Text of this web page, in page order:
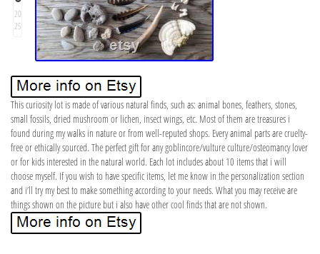
20
25
This curiosity lot is made of various natural finds, such as: animal bones, feathers, stones,
small fossils, dried mushroom or lichen, insect wings, etc. Most of them are treasures i
found during my walks in nature or from well-reputed shops. Every animal parts are cruelty-
free or ethically sourced. The perfect gift for any goblincore/vulture culture/osteomancy lover
or for kids interested in the natural world. Each lot includes about 10 items that i will
choose myself. If you wish to have specific items, let me know in the personalization section
and i’ll try my best to make something according to your needs. What you may receive are
things shown on the picture but i also have other cool finds that are not shown.